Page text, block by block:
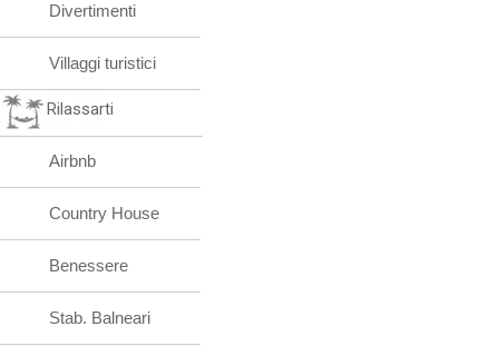
Divertimenti
Villaggi turistici
Rilassarti
Airbnb
Country House
Benessere
Stab. Balneari